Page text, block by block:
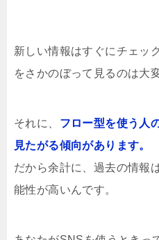
新しい情報はすぐにチェッ
をさかのぼって見るのは大
それに、 フロー型を使う人
見たがる傾向があります。
だから余計に、過去の情報
能性が高いんです。